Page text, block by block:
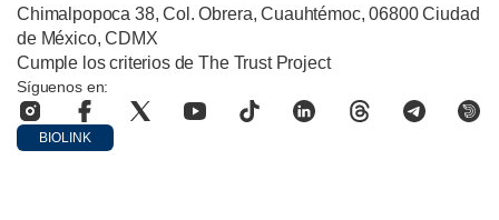
Chimalpopoca 38, Col. Obrera, Cuauhtémoc, 06800 Ciudad
de México, CDMX
Cumple los criterios de The Trust Project
Síguenos en:
BIOLINK